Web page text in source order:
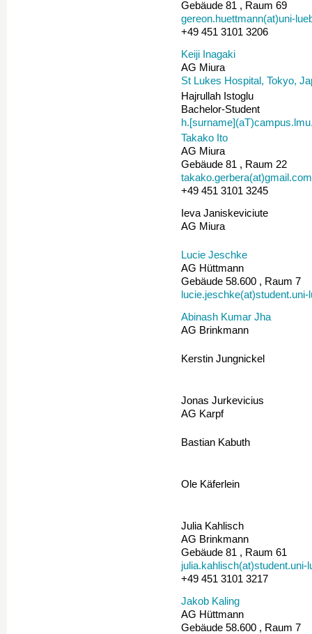
Gebäude 81 , Raum 69
gereon.huettmann(at)uni-
+49 451 3101 3206
Keiji Inagaki
AG Miura
St Lukes Hospital, Tokyo,
Hajrullah Istoglu
Bachelor-Student
Takako Ito
AG Miura
Gebäude 81 , Raum 22
takako.gerbera(at)gmail.com
+49 451 3101 3245
Ieva Janiskeviciute
AG Miura
Lucie Jeschke
AG Hüttmann
Gebäude 58.600 , Raum 7
lucie.jeschke(at)student.uni-
Abinash Kumar Jha
AG Brinkmann
Kerstin Jungnickel
Jonas Jurkevicius
AG Karpf
Bastian Kabuth
Ole Käferlein
Julia Kahlisch
AG Brinkmann
Gebäude 81 , Raum 61
julia.kahlisch(at)student.uni-
+49 451 3101 3217
Jakob Kaling
AG Hüttmann
Gebäude 58.600 , Raum 7